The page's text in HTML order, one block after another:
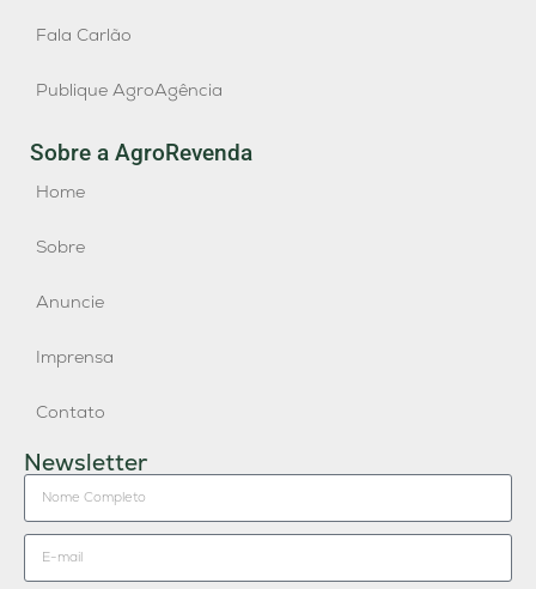
Fala Carlão
Publique AgroAgência
Sobre a AgroRevenda
Home
Sobre
Anuncie
Imprensa
Contato
Newsletter